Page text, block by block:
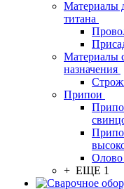
Материалы
титана
Материалы
назначения
Припои
Олово
+ ЕЩЕ 1